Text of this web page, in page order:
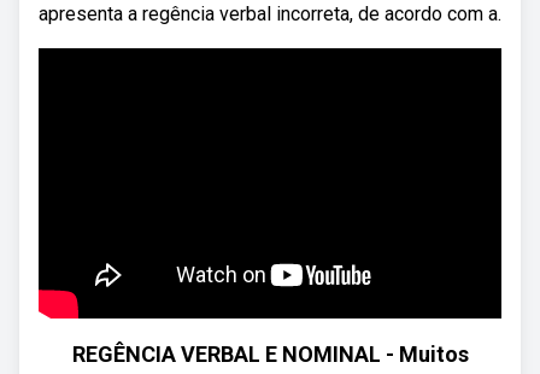
apresenta a regência verbal incorreta, de acordo com a.
REGÊNCIA VERBAL E NOMINAL - Muitos